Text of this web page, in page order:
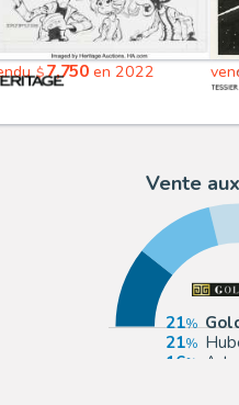
$7,750en 2022
Vente
21
21
16